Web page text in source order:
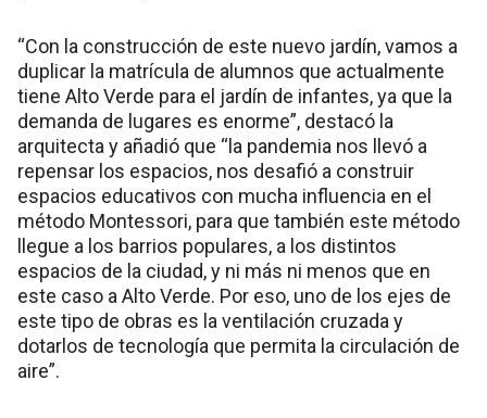
“Con la construcción de este nuevo jardín, vamos a
duplicar la matrícula de alumnos que actualmente
tiene Alto Verde para el jardín de infantes, ya que la
demanda de lugares es enorme”, destacó la
arquitecta y añadió que “la pandemia nos llevó a
repensar los espacios, nos desafió a construir
espacios educativos con mucha influencia en el
método Montessori, para que también este método
llegue a los barrios populares, a los distintos
espacios de la ciudad, y ni más ni menos que en
este caso a Alto Verde. Por eso, uno de los ejes de
este tipo de obras es la ventilación cruzada y
dotarlos de tecnología que permita la circulación de
aire”.